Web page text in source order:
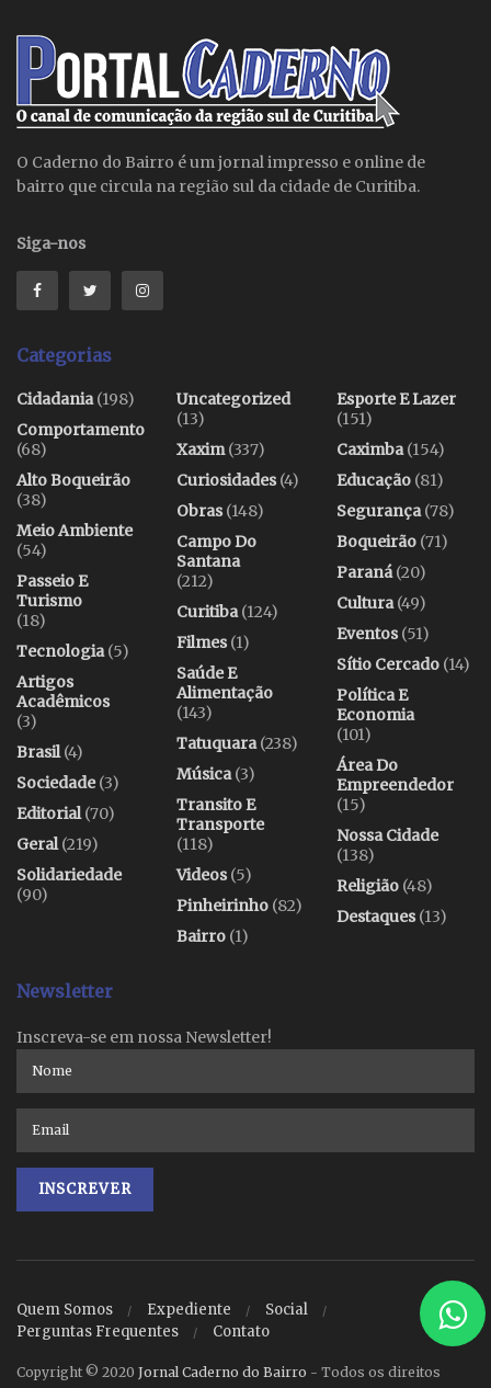
O Caderno do Bairro é um jornal impresso e online de
bairro que circula na região sul da cidade de Curitiba.
Siga-nos
Categorias
Cidadania(198)
Comportamento
(68)
Alto Boqueirão
(38)
Meio Ambiente
(54)
Passeio E
Turismo
(18)
Tecnologia(5)
Artigos
Acadêmicos
(3)
Brasil(4)
Sociedade(3)
Editorial(70)
Geral(219)
Solidariedade
(90)
Uncategorized
(13)
Xaxim(337)
Curiosidades(4)
Obras(148)
Campo Do
Santana
(212)
Curitiba(124)
Filmes(1)
Saúde E
Alimentação
(143)
Tatuquara(238)
Música(3)
Transito E
Transporte
(118)
Videos(5)
Pinheirinho (82)
Bairro (1)
Esporte E Lazer
(151)
Caximba(154)
Educação (81)
Segurança(78)
Boqueirão (71)
Paraná(20)
Cultura(49)
Eventos(51)
Sítio Cercado (14)
Política E
Economia
(101)
Área Do
Empreendedor
(15)
Nossa Cidade
(138)
Religião (48)
Destaques(13)
Newsletter
Inscreva-se em nossa Newsletter!
Quem Somos Expediente
Social
Perguntas Frequentes
Contato
Copyright © 2020 Jornal Caderno do Bairro - Todos os direitos